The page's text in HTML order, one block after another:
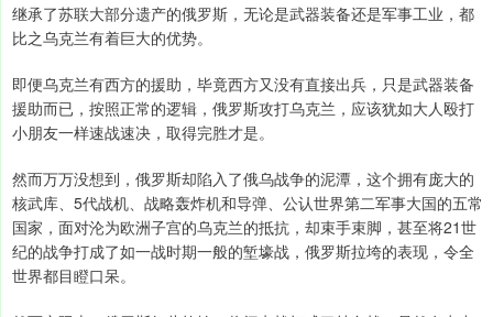
继承了苏联大部分遗产的俄罗斯，无论是武器装备还是军事工业，都
比之乌克兰有着巨大的优势。
即便乌克兰有西方的援助，毕竟西方又没有直接出兵，只是武器装备
援助而已，按照正常的逻辑，俄罗斯攻打乌克兰，应该犹如大人殴打
小朋友一样速战速决，取得完胜才是。
然而万万没想到，俄罗斯却陷入了俄乌战争的泥潭，这个拥有庞大的
核武库、5代战机、战略轰炸机和导弹、公认世界第二军事大国的五常
国家，面对沦为欧洲子宫的乌克兰的抵抗，却束手束脚，甚至将21世
纪的战争打成了如一战时期一般的堑壕战，俄罗斯拉垮的表现，令全
世界都目瞪口呆。